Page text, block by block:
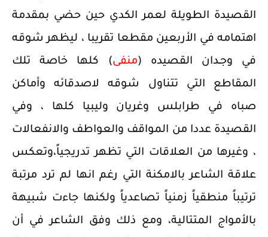
القصيدة الطويلة لعمر الكدي حين حضي بمقدمة
اهتمامه في الأربعين مقطعا تقريبا ، ليظهر شوقه
في وجـدان القصيده (منفى) كلها خاصة تلك
المقاطع التي تتناول شوقه لاصدقائه وأماكن
صباه في طرابلس وغريان وليبيا كلها ، وفي
القصيدة عددا من المواقف والعواطف والانفعالات
، وغيرها من العلاقات التي تظهر تدريجياً،وتعكس
علاقة الشاعر بالامكنة التي رغم انها لم ترد مرتبة
ترتيباً منطقياً زمنياً تصاعدياً ولكنها جاءت شبيهة
بالأمواج المتتالية، ومع ذلك وفق الشاعر في أن